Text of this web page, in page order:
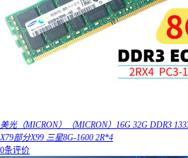
美光（MICRON）（MICRON）16G 32G DDR3
X79部分X99 三星8G-1600 2R*4
0条评价